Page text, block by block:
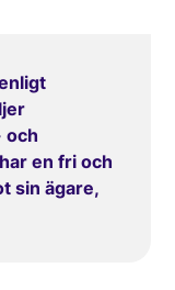
och
en fri och
sin ägare,